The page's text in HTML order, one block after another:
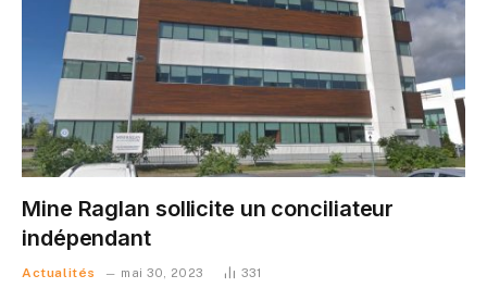
Mine Raglan sollicite un conciliateur
indépendant
Actualités mai 30, 2023 331